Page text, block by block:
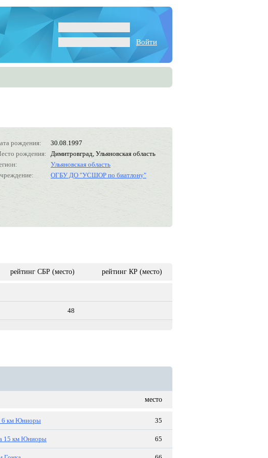
Войти
рождения:
30.08.1997
рождения:
Димитровград, Ульяновская область
Ульяновская область
ОГБУ ДО "УСШОР по биатлону"
рейтинг СБР (место) рейтинг КР (место)
48
место
6 км Юниоры 35
15 км Юниоры 65